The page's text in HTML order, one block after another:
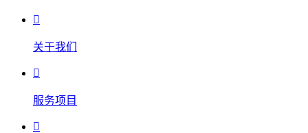

关于我们

服务项目
